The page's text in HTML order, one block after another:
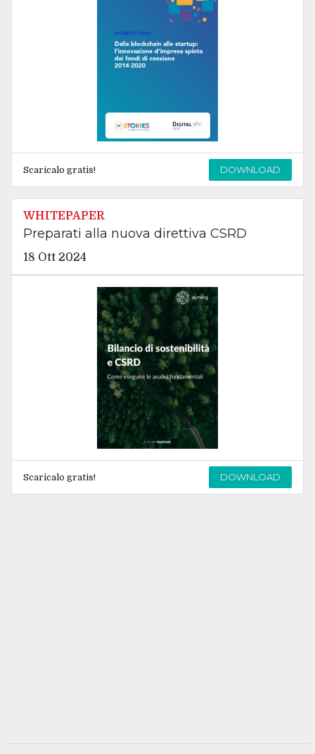
Scaricalo gratis! DOWNLOAD
WHITEPAPER
Preparati alla nuova direttiva CSRD
18 Ott 2024
Scaricalo gratis! DOWNLOAD